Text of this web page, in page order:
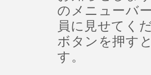
のメニューバ
員に見せてく
ボタンを押す
す。